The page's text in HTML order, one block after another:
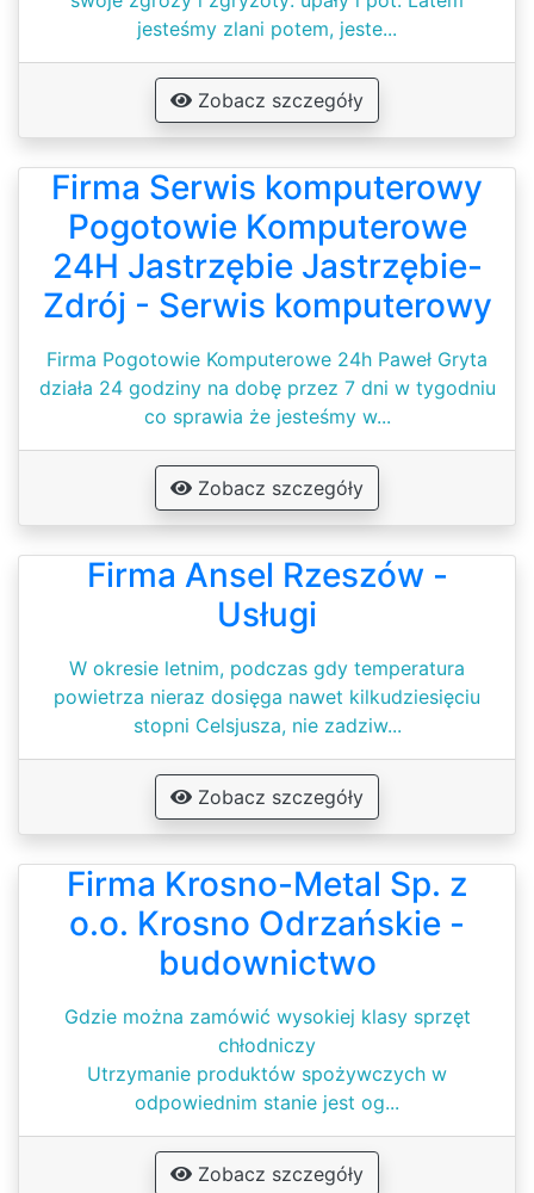
jesteśmy zlani potem, jeste...
Zobacz szczegóły
Firma Serwis komputerowy
Pogotowie Komputerowe
24H Jastrzębie Jastrzębie-
Zdrój - Serwis komputerowy
Firma Pogotowie Komputerowe 24h Paweł Gryta
działa 24 godziny na dobę przez 7 dni w tygodniu
co sprawia że jesteśmy w...
Zobacz szczegóły
Firma Ansel Rzeszów -
Usługi
W okresie letnim, podczas gdy temperatura
powietrza nieraz dosięga nawet kilkudziesięciu
stopni Celsjusza, nie zadziw...
Zobacz szczegóły
Firma Krosno-Metal Sp. z
o.o. Krosno Odrzańskie -
budownictwo
Gdzie można zamówić wysokiej klasy sprzęt
chłodniczy
Utrzymanie produktów spożywczych w
odpowiednim stanie jest og...
Zobacz szczegóły